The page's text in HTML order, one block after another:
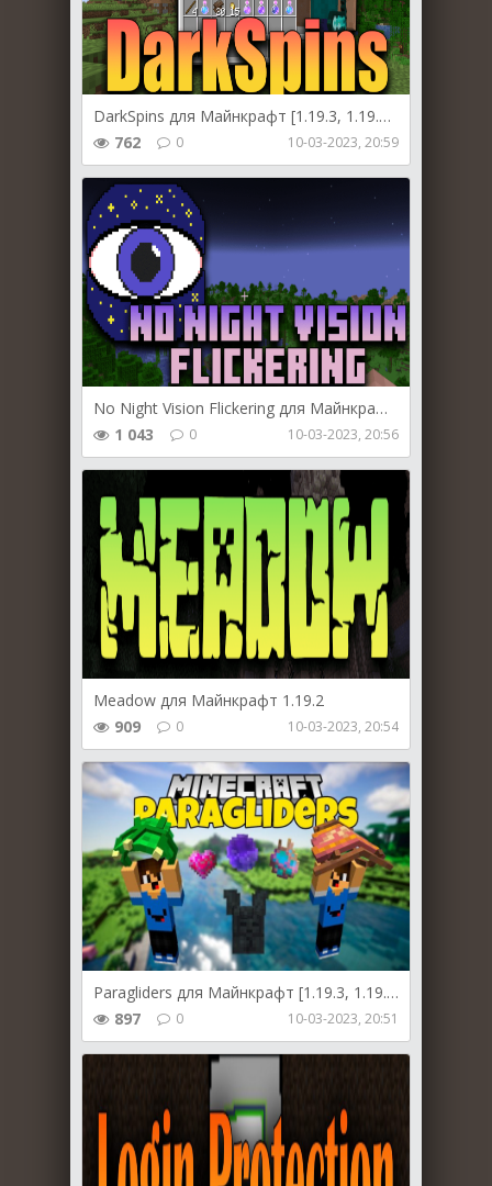
DarkSpins для Майнкрафт [1.19.3, 1.19.2, 1.19.1]
762
0 10-03-2023, 20:59
No Night Vision Flickering для Майнкрафт [1.19.3, 1.19.2]
1 043
0 10-03-2023, 20:56
Meadow для Майнкрафт 1.19.2
909
0 10-03-2023, 20:54
Paragliders для Майнкрафт [1.19.3, 1.19.2, 1.18.2]
897
0 10-03-2023, 20:51